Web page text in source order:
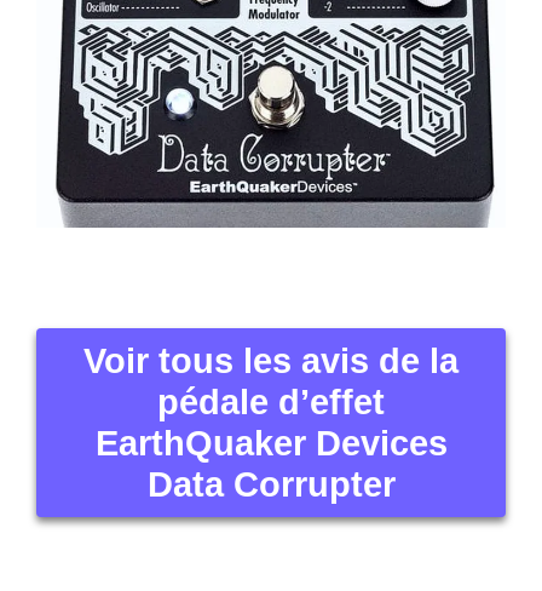
Voir tous les avis de la
pédale d’effet
EarthQuaker Devices
Data Corrupter